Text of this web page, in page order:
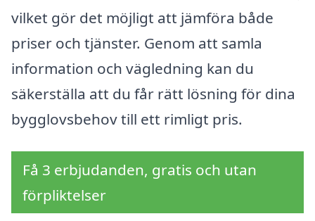
vilket gör det möjligt att jämföra både
priser och tjänster. Genom att samla
information och vägledning kan du
säkerställa att du får rätt lösning för dina
bygglovsbehov till ett rimligt pris.
Få 3 erbjudanden, gratis och utan
förpliktelser